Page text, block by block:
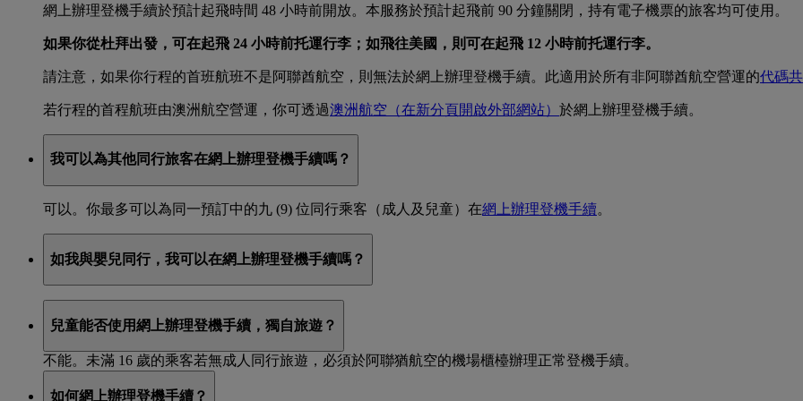
網上辦理登機手續於預計起飛時間 48 小時前開放。本服務於預計起飛前 90 分鐘關閉，持有電子機票的旅客均可使用。
如果你從杜拜出發，可在起飛 24 小時前托運行李；如飛往美國，則可在起飛 12 小時前托運行李。
請注意，如果你行程的首班航班不是阿聯酋航空，則無法於網上辦理登機手續。此適用於所有非阿聯酋航空營運的代碼
若行程的首程航班由澳洲航空營運，你可透過澳洲航空 （在新分頁開啟外部網站） 於網上辦理登機手續。
我可以為其他同行旅客在網上辦理登機手續嗎？
可以。你最多可以為同一預訂中的九 (9) 位同行乘客（成人及兒童）在網上辦理登機手續。
如我與嬰兒同行，我可以在網上辦理登機手續嗎？
兒童能否使用網上辦理登機手續，獨自旅遊？
不能。未滿 16 歲的乘客若無成人同行旅遊，必須於阿聯猶航空的機場櫃檯辦理正常登機手續。
如何網上辦理登機手續？